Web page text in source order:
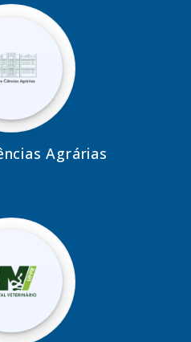
Agrárias